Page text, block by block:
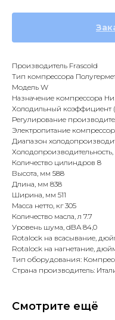
Производитель Frascold
Тип компрессора
Модель W
Назначение компрессора
Холодильный коэффициент
Регулирование
Электропитание
Диапазон
Холодопроизводительность,
Количество цилиндров 8
Высота, мм 588
Длина, мм 838
Ширина, мм 511
Масса нетто, кг 305
Количество масла, л 7.7
Уровень шума, dBA 84,0
Rotalock на всасывание,
Rotalock на нагнетание,
Тип оборудования:
Страна производитель:
Смотрите ещё